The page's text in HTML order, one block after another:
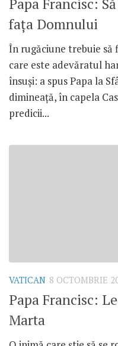
Papa Francisc:
faţa Domnului
În rugăciune trebuie să
care este adevăratul
însuşi: a spus Papa la
dimineaţă, în capela
predicii...
VATICAN 8 OCTOMBRIE
Papa Francisc:
Marta